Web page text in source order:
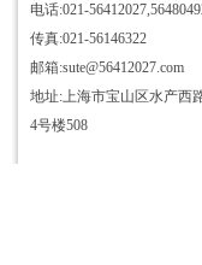
电话:021-
传真:021-56146322
邮箱:sute@56412027.com
地址:上海市宝山区水产西
4号楼508